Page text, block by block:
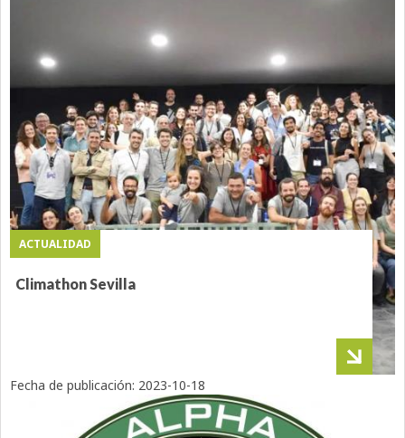
ACTUALIDAD
Climathon Sevilla
Fecha de publicación: 2023-10-18